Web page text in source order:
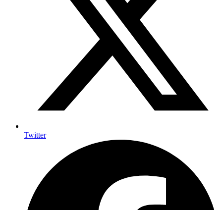
Twitter